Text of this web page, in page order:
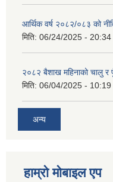
आर्थिक वर्ष २०८२/०८३ को
मिति: 06/24/2025 - 20:34
२०८२ बैशाख महिनाको चालु र
मिति: 06/04/2025 - 10:19
अन्य
हाम्रो माेबाइल एप